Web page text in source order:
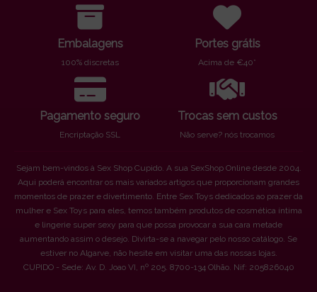
Embalagens
100% discretas
Portes grátis
Acima de €40*
Pagamento seguro
Encriptação SSL
Trocas sem custos
Não serve? nós trocamos
Sejam bem-vindos à Sex Shop Cupido. A sua SexShop Online desde 2004.
Aqui poderá encontrar os mais variados artigos que proporcionam grandes
momentos de prazer e divertimento. Entre Sex Toys dedicados ao prazer da
mulher e Sex Toys para eles, temos também produtos de cosmética íntima
e lingerie super sexy para que possa provocar a sua cara metade
aumentando assim o desejo. Divirta-se a navegar pelo nosso catálogo. Se
estiver no Algarve, não hesite em visitar uma das nossas lojas.
CUPIDO - Sede: Av. D. Joao VI, nº 205. 8700-134 Olhão. Nif: 205826040